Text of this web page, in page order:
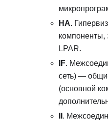
HA.
компоненты,
LPAR.
IF.
сеть) —
(основной
.